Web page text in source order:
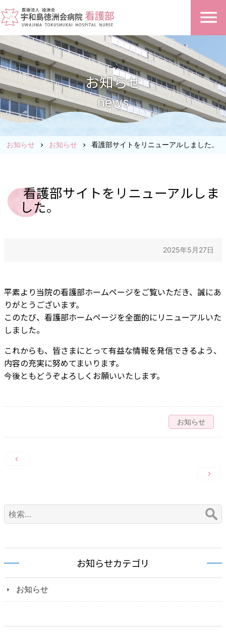
-->
お知らせ
news
お知らせ chevron_right お知らせ chevron_right 看護部サイトをリニューアルしました。
看護部サイトをリニューアルしま
した。
2025年5月27日
平素より当院の看護部ホームページをご覧いただき、誠にあ
りがとうございます。
このたび、看護部ホームページを全面的にリニューアルいた
しました。
これからも、皆さまにとって有益な情報を発信できるよう、
内容の充実に努めてまいります。
今後ともどうぞよろしくお願いいたします。
お知らせ
ビ
ゲ
シ
ョ
ン
検
索:
お知らせカテゴリ
お知らせ